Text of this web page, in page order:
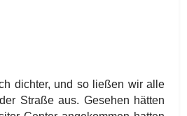
dichter, und so ließen wir alle
Straße aus. Gesehen hätten